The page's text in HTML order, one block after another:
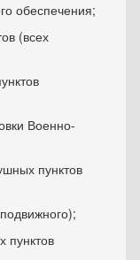
обеспечения;
(всех
Военно-
пунктов
пунктов